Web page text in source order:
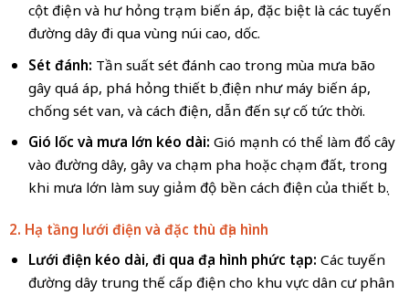
cột điện và hư hỏng trạm biến áp, đặc biệt là các tuyến
đường dây đi qua vùng núi cao, dốc.
Sét đánh: Tần suất sét đánh cao trong mùa mưa bão
gây quá áp, phá hỏng thiết bị điện như máy biến áp,
chống sét van, và cách điện, dẫn đến sự cố tức thời.
Gió lốc và mưa lớn kéo dài: Gió mạnh có thể làm đổ cây
vào đường dây, gây va chạm pha hoặc chạm đất, trong
khi mưa lớn làm suy giảm độ bền cách điện của thiết bị.
2. Hạ tầng lưới điện và đặc thù địa hình
Lưới điện kéo dài, đi qua địa hình phức tạp: Các tuyến
đường dây trung thế cấp điện cho khu vực dân cư phân